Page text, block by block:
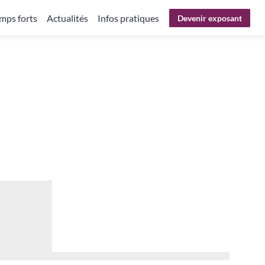
forts Actualités Infos pratiques Devenir exposant